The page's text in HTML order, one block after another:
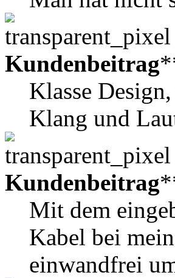
Kundenbeitrag
Klasse
Klang und
Kundenbeitrag
Mit dem
Kabel bei
einwandfrei